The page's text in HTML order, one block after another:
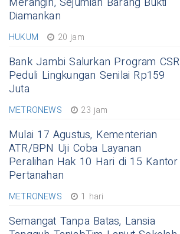
Diamankan
HUKUM 20 jam
Bank Jambi Salurkan Program CSR
Peduli Lingkungan Senilai Rp159
Juta
METRONEWS 23 jam
Mulai 17 Agustus, Kementerian
ATR/BPN Uji Coba Layanan
Peralihan Hak 10 Hari di 15 Kantor
Pertanahan
METRONEWS 1 hari
Semangat Tanpa Batas, Lansia